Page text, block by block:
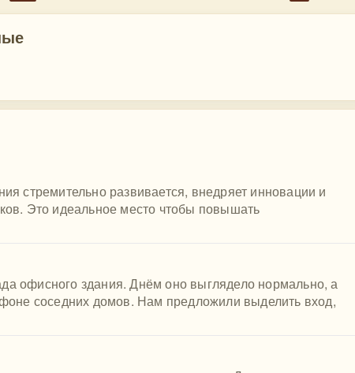
стремительно развивается, внедряет инновации и
Это идеальное место чтобы повышать
офисного здания. Днём оно выглядело нормально, а
соседних домов. Нам предложили выделить вход,